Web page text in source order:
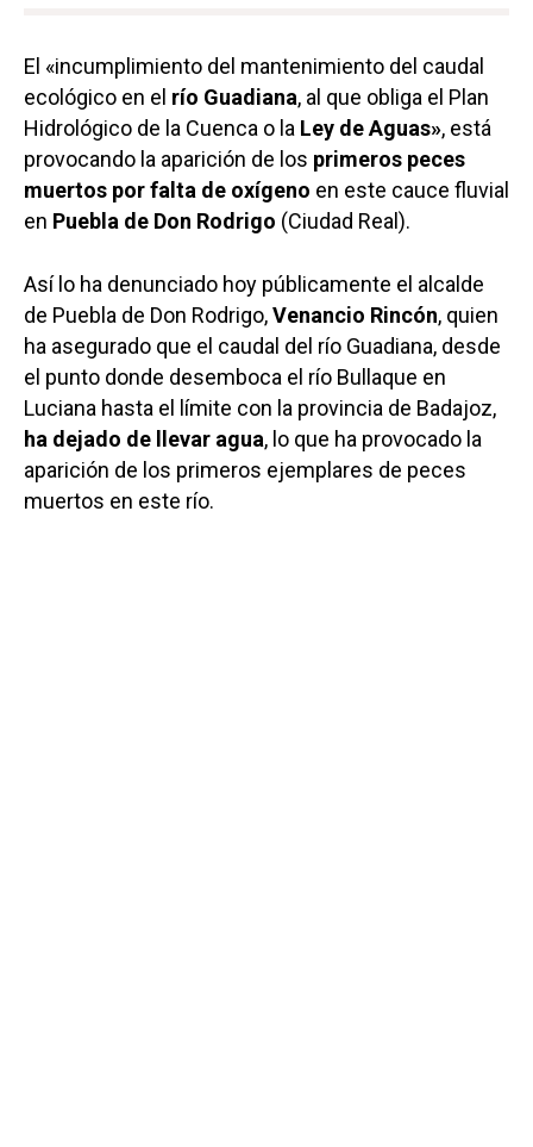
El «incumplimiento del mantenimiento del caudal
ecológico en el río Guadiana, al que obliga el Plan
Hidrológico de la Cuenca o la Ley de Aguas», está
provocando la aparición de los primeros peces
muertos por falta de oxígeno en este cauce fluvial
en Puebla de Don Rodrigo (Ciudad Real).
Así lo ha denunciado hoy públicamente el alcalde
de Puebla de Don Rodrigo,Venancio Rincón, quien
ha asegurado que el caudal del río Guadiana, desde
el punto donde desemboca el río Bullaque en
Luciana hasta el límite con la provincia de Badajoz,
ha dejado de llevar agua, lo que ha provocado la
aparición de los primeros ejemplares de peces
muertos en este río.